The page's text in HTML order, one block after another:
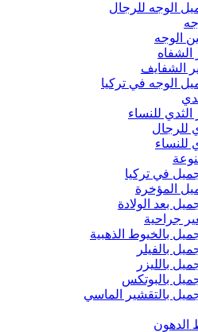
الوجه للرجال
الوجه
الشفاه
الشفايف
الوجه في تركيا
الثدي للنساء
للرجال
‏للنساء
في تركيا
المؤخرة
بعد الولادة
جراحية
بالخيوط الذهبية
بالفيلر
بالليزر
بالبوتكس
بالتقشير الماسي
الدهون